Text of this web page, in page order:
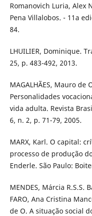
Romanovich Luria, Alex
Pena Villalobos. - 11a
84.
LHUILIER, Dominique.
25, p. 483-492, 2013.
MAGALHÃES, Mauro de
Personalidades
vida adulta. Revista
6, n. 2, p. 71-79, 2005.
MARX, Karl. O capital:
processo de produção
Enderle. São Paulo:
MENDES, Márcia R.S.S.
FARO, Ana Cristina
de O. A situação social